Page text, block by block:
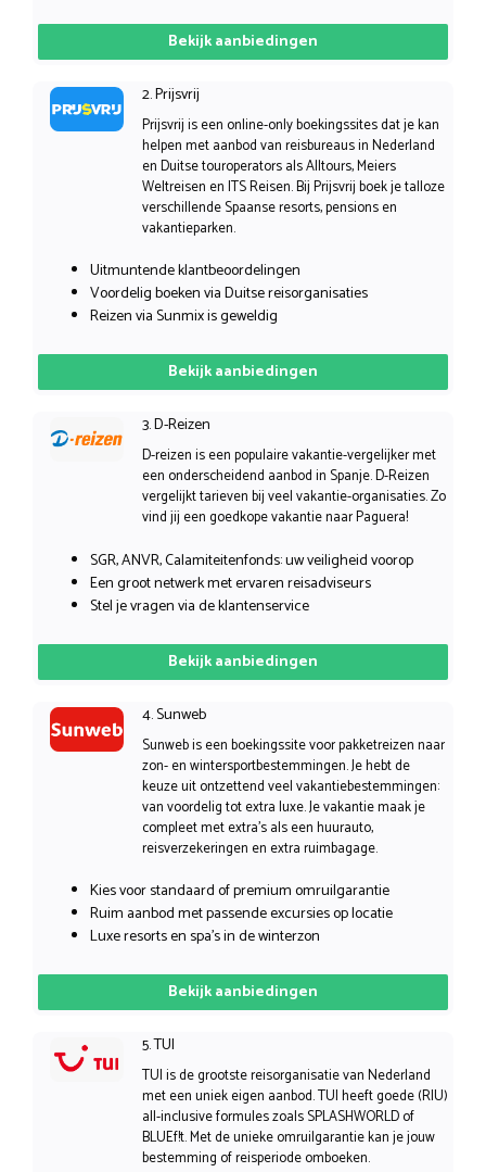
Bekijk aanbiedingen
2. Prijsvrij
Prijsvrij is een online-only boekingssites dat je kan
helpen met aanbod van reisbureaus in Nederland
en Duitse touroperators als Alltours, Meiers
Weltreisen en ITS Reisen. Bij Prijsvrij boek je talloze
verschillende Spaanse resorts, pensions en
vakantieparken.
Uitmuntende klantbeoordelingen
Voordelig boeken via Duitse reisorganisaties
Reizen via Sunmix is geweldig
Bekijk aanbiedingen
3. D-Reizen
D-reizen is een populaire vakantie-vergelijker met
een onderscheidend aanbod in Spanje. D-Reizen
vergelijkt tarieven bij veel vakantie-organisaties. Zo
vind jij een goedkope vakantie naar Paguera!
SGR, ANVR, Calamiteitenfonds: uw veiligheid voorop
Een groot netwerk met ervaren reisadviseurs
Stel je vragen via de klantenservice
Bekijk aanbiedingen
4. Sunweb
Sunweb is een boekingssite voor pakketreizen naar
zon- en wintersportbestemmingen. Je hebt de
keuze uit ontzettend veel vakantiebestemmingen:
van voordelig tot extra luxe. Je vakantie maak je
compleet met extra’s als een huurauto,
reisverzekeringen en extra ruimbagage.
Kies voor standaard of premium omruilgarantie
Ruim aanbod met passende excursies op locatie
Luxe resorts en spa’s in de winterzon
Bekijk aanbiedingen
5. TUI
TUI is de grootste reisorganisatie van Nederland
met een uniek eigen aanbod. TUI heeft goede (RIU)
all-inclusive formules zoals SPLASHWORLD of
BLUEf!t. Met de unieke omruilgarantie kan je jouw
bestemming of reisperiode omboeken.